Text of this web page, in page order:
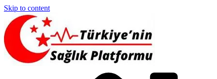
Skip to content